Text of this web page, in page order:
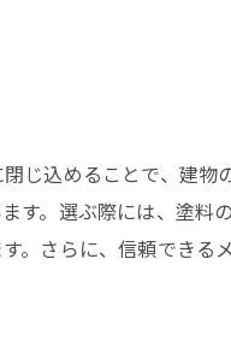
じ込めることで、建物
す。選ぶ際には、塗料
。さらに、信頼できる